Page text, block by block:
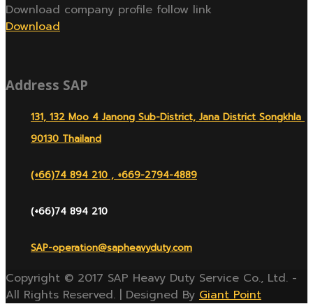
Download company profile follow link
Download
Address SAP
131, 132 Moo 4 Janong Sub-District, Jana District Songkhla
90130 Thailand
(+66)74 894 210 , +669-2794-4889
(+66)74 894 210
SAP-operation@sapheavyduty.com
Copyright © 2017 SAP Heavy Duty Service Co., Ltd. -
All Rights Reserved. | Designed By Giant Point